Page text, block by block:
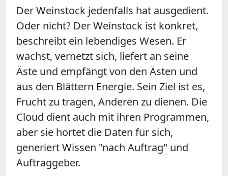
Der Weinstock jedenfalls hat ausgedient.
Oder nicht? Der Weinstock ist konkret,
beschreibt ein lebendiges Wesen. Er
wächst, vernetzt sich, liefert an seine
Äste und empfängt von den Ästen und
aus den Blättern Energie. Sein Ziel ist es,
Frucht zu tragen, Anderen zu dienen. Die
Cloud dient auch mit ihren Programmen,
aber sie hortet die Daten für sich,
generiert Wissen "nach Auftrag" und
Auftraggeber.